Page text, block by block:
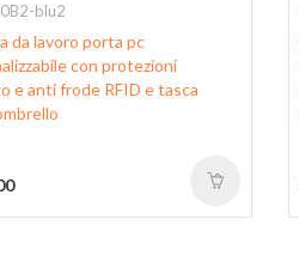
blu2
da lavoro porta pc
con protezioni
e anti frode RFID e tasca